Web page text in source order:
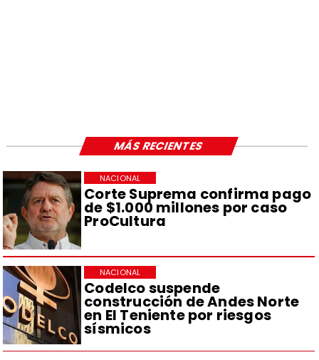
Corte Suprema confirma pago
de $1.000 millones por caso
ProCultura
NACIONAL
Codelco suspende
construcción de Andes Norte
en El Teniente por riesgos
sísmicos
NACIONAL
MÁS RECIENTES